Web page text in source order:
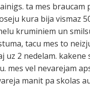
ta mes braucam
kura bija vismaz
kruminiem un
tacu mes to
uz 2 nedelam.
mes vel nevarejam
manit pa skolas